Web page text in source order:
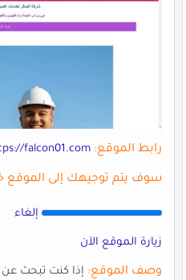
رابط الموقع: falcon01.com/
سوف يتم توجيهك إلى الموقع خلال 20
إلغاء
زيارة الموقع الآن
وصف الموقع:إذا كنت تبحث عن